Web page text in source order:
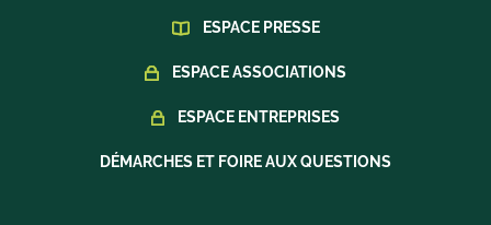
ESPACE PRESSE
ESPACE ASSOCIATIONS
ESPACE ENTREPRISES
DÉMARCHES ET FOIRE AUX QUESTIONS